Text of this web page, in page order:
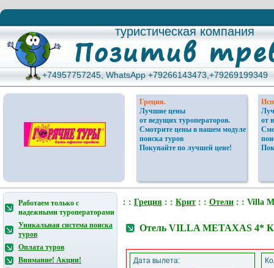
туристическая компания
туристическая компания
+74957757245, WhatsApp +79266143473,+79269199349
+74957757245, WhatsApp +79266143473,+79269199349
Греция.
Лучшие цены
от ведущих туроператоров.
Смотрите цены в нашем модуле
поиска туров
Покупайте по лучшей цене!
от
Работаем только с
надежными туроператорами
Уникальная система поиска
туров
Оплата туров
Внимание! Акции!
: : Греция : : Крит : : Отели : : Villa
Отель VILLA METAXAS 4*
Дата вылета: